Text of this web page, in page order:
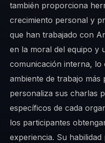
también proporciona
crecimiento personal y
que han trabajado con
en la moral del equipo y
comunicación interna, lo
ambiente de trabajo
personaliza sus charlas
específicos de cada
los participantes
experiencia. Su